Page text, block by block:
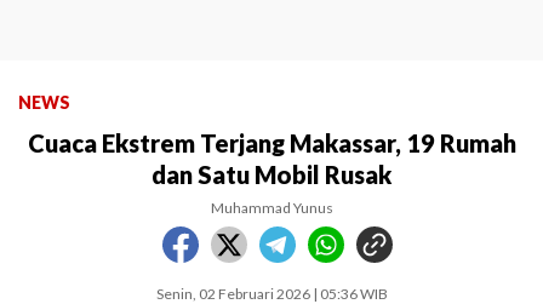
NEWS
Cuaca Ekstrem Terjang Makassar, 19 Rumah
dan Satu Mobil Rusak
Muhammad Yunus
Senin, 02 Februari 2026 | 05:36 WIB